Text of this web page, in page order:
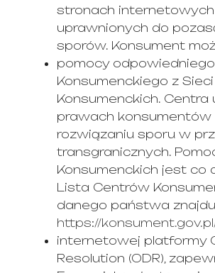
stronach
uprawnionych do
sporów. Konsument
pomocy
Konsumenckiego z
Konsumenckich.
prawach konsumentów
rozwiązaniu sporu w
transgranicznych.
Konsumenckich jest co
Lista Centrów
danego państwa
https://
internetowej platformy
Resolution (ODR),